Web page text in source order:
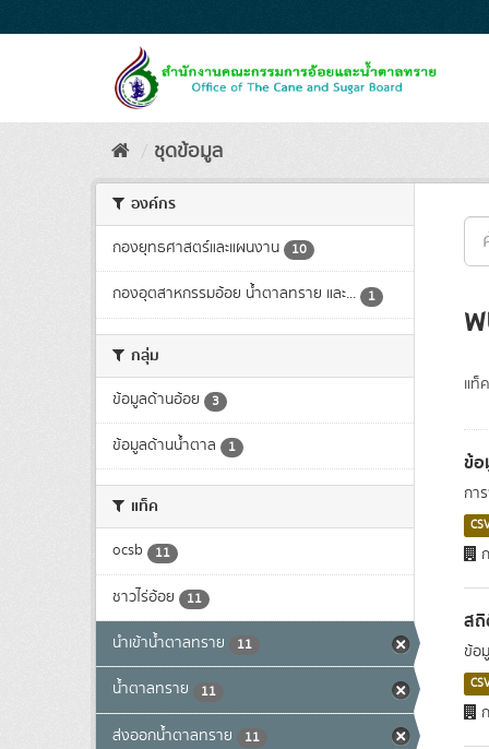
to
ชุดข้อมูล
องค์กร
กองยุทธศาสตร์และแผนงาน 10
กองอุตสาหกรรมอ้อย น้ำตาลทราย และ... 1
กลุ่ม
ข้อมูลด้านอ้อย 3
ข้อมูลด้านน้ำตาล 1
แท็ค
ocsb 11
ชาวไร่อ้อย 11
นำเข้าน้ำตาลทราย 11
น้ำตาลทราย 11
ส่งออกน้ำตาลทราย 11
แท็
ข้
กา
ส
ข้อ